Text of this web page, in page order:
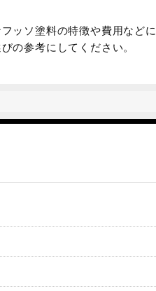
ッソ塗料の特徴や費用など
の参考にしてください。